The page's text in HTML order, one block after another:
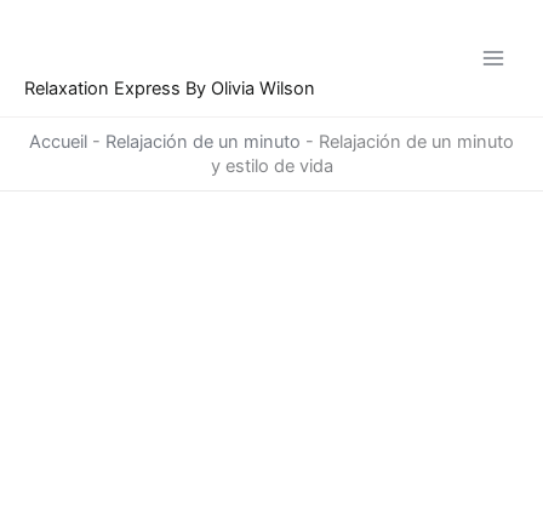
Relaxation Express By Olivia Wilson
Accueil - Relajación de un minuto - Relajación de un minuto
y estilo de vida